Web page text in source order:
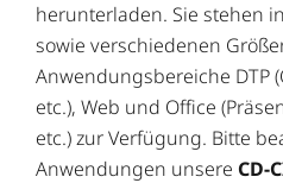
herunterladen. Sie stehen
sowie verschiedenen
Anwendungsbereiche DTP
etc.), Web und Office
etc.) zur Verfügung. Bitte
Anwendungen unsere CD-